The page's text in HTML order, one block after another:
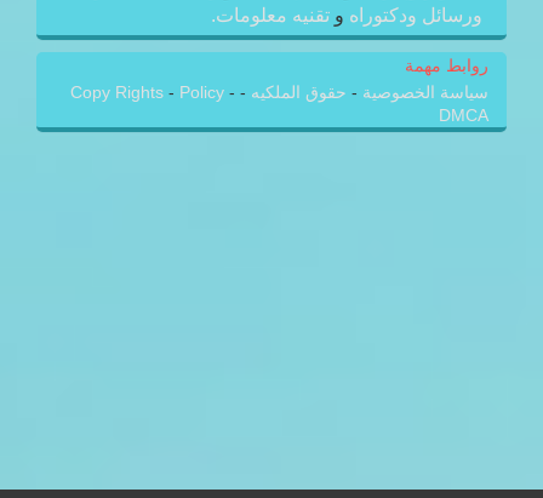
ورسائل ودكتوراه و تقنيه معلومات.
روابط مهمة
سياسة الخصوصية - حقوق الملكيه -
Copy Rights - Policy -
DMCA